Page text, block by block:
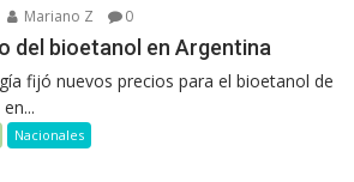
Mariano Z 0
del bioetanol en Argentina
fijó nuevos precios para el bioetanol de
Nacionales